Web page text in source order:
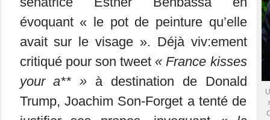
évoquant « le pot de peinture qu’elle
avait sur le visage ». Déjà viv:ement
critiqué pour son tweet « France kisses
your a** » à destination de Donald
Trump, Joachim Son-Forget a tenté de